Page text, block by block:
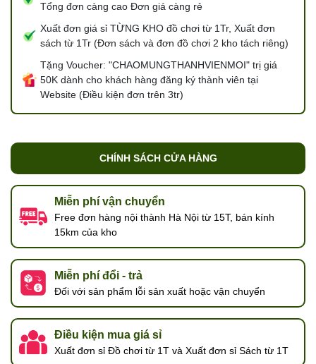
Tổng đơn càng cao Đơn giá càng rẻ
Xuất đơn giá sỉ TỪNG KHO đồ chơi từ 1Tr, Xuất đơn
sách từ 1Tr (Đơn sách và đơn đồ chơi 2 kho tách riêng)
Tặng Voucher: "CHAOMUNGTHANHVIENMOI" trị giá
50K dành cho khách hàng đăng ký thành viên tại
Website (Điều kiện đơn trên 3tr)
CHÍNH SÁCH CỬA HÀNG
Miễn phí vận chuyển
Free đơn hàng nội thành Hà Nội từ 15T, bán kính
15km của kho
Miễn phí đổi - trả
Đối với sản phẩm lỗi sản xuất hoặc vận chuyển
Điều kiện mua giá sỉ
Xuất đơn sỉ Đồ chơi từ 1T và Xuất đơn sỉ Sách từ 1T